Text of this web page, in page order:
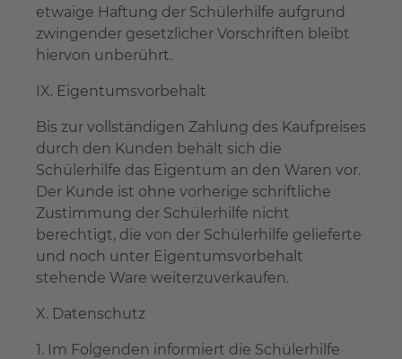
etwaige Haftung der Schülerhilfe aufgrund
zwingender gesetzlicher Vorschriften bleibt
hiervon unberührt.
IX. Eigentumsvorbehalt
Bis zur vollständigen Zahlung des Kaufpreises
durch den Kunden behält sich die
Schülerhilfe das Eigentum an den Waren vor.
Der Kunde ist ohne vorherige schriftliche
Zustimmung der Schülerhilfe nicht
berechtigt, die von der Schülerhilfe gelieferte
und noch unter Eigentumsvorbehalt
stehende Ware weiterzuverkaufen.
X. Datenschutz
1. Im Folgenden informiert die Schülerhilfe